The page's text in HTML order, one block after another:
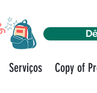
Serviços Copy of